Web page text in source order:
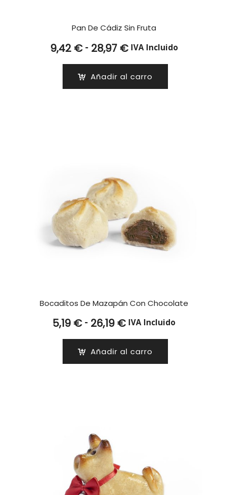
Pan De Cádiz Sin Fruta
9,42 € - 28,97 €Rango
desde
IVA Incluido
Añadir al carro
Bocaditos De Mazapán Con Chocolate
5,19 € - 26,19 €Rango
desde
IVA Incluido
Añadir al carro